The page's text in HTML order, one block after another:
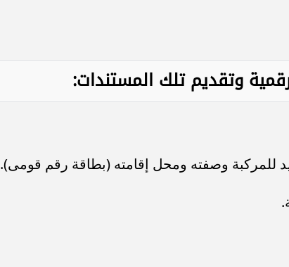
وتقديم تلك المستندات:
للمركبة وصفته ومحل إقامته (بطاقة رقم قومى).